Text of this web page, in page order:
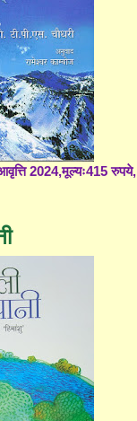
2024,मूल्यः415 रुपये,